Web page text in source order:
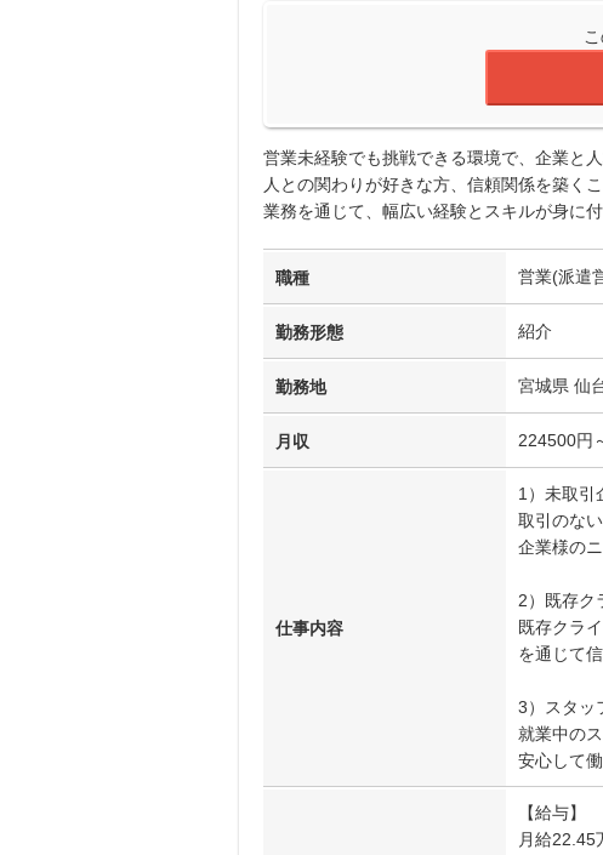
営業未経験でも挑戦できる環境で、企業と
人との関わりが好きな方、信頼関係を築く
業務を通じて、幅広い経験とスキルが身に
職種 営業(派遣
勤務形態 紹介
勤務地 宮城県 仙
月収 224500円
仕事内容
1）未取引
取引のな
企業様の
2）既存ク
既存クラ
を通じて
3）スタッ
就業中の
安心して
【給与】
月給22.45